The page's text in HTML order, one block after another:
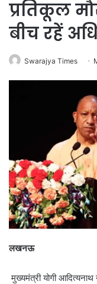
प्रतिकूल
बीच रहें
Swarajya Times
लखनऊ
मुख्यमंत्री योगी